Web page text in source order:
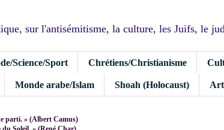
sur l'antisémitisme, la culture, les Juifs, le
Science/Sport Chrétiens/Christianisme
Monde arabe/Islam Shoah (Holocaust)
parti. » (Albert Camus)